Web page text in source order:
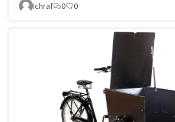
Ichraf 0 0